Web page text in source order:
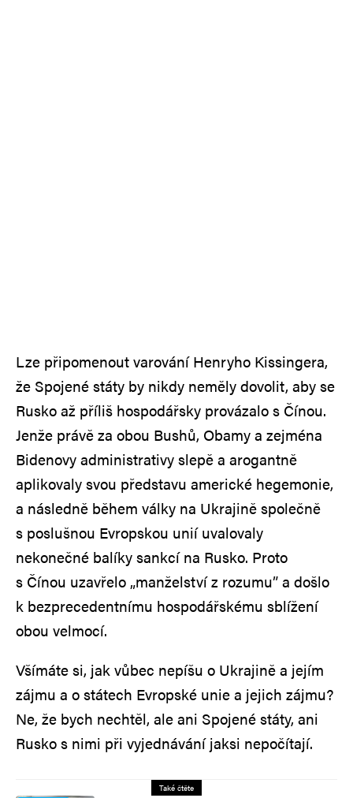
Lze připomenout varování Henryho Kissingera,
že Spojené státy by nikdy neměly dovolit, aby se
Rusko až příliš hospodářsky provázalo s Čínou.
Jenže právě za obou Bushů, Obamy a zejména
Bidenovy administrativy slepě a arogantně
aplikovaly svou představu americké hegemonie,
a následně během války na Ukrajině společně
s poslušnou Evropskou unií uvalovaly
nekonečné balíky sankcí na Rusko. Proto
s Čínou uzavřelo „manželství z rozumu” a došlo
k bezprecedentnímu hospodářskému sblížení
obou velmocí.
Všímáte si, jak vůbec nepíšu o Ukrajině a jejím
zájmu a o státech Evropské unie a jejich zájmu?
Ne, že bych nechtěl, ale ani Spojené státy, ani
Rusko s nimi při vyjednávání jaksi nepočítají.
Také čtěte